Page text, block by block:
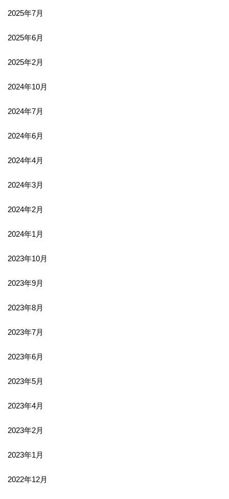
2025年7月
2025年6月
2025年2月
2024年10月
2024年7月
2024年6月
2024年4月
2024年3月
2024年2月
2024年1月
2023年10月
2023年9月
2023年8月
2023年7月
2023年6月
2023年5月
2023年4月
2023年2月
2023年1月
2022年12月